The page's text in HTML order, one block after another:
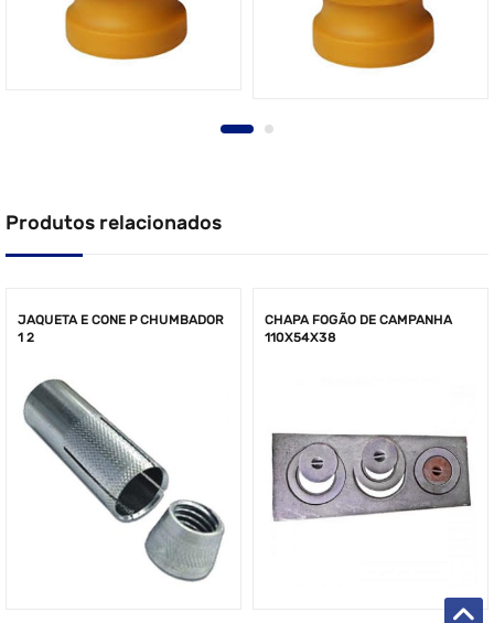
Produtos relacionados
JAQUETA E CONE P CHUMBADOR
1 2
CHAPA FOGÃO DE CAMPANHA
110X54X38